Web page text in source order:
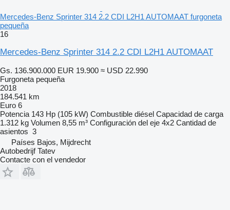
Mercedes-Benz Sprinter 314 2.2 CDI L2H1 AUTOMAAT furgoneta
pequeña
16
Mercedes-Benz Sprinter 314 2.2 CDI L2H1 AUTOMAAT
Gs. 136.900.000 EUR 19.900 ≈ USD 22.990
Furgoneta pequeña
2018
184.541 km
Euro 6
Potencia 143 Hp (105 kW) Combustible diésel Capacidad de carga
1.312 kg Volumen 8,55 m³ Configuración del eje 4x2 Cantidad de
asientos 3
Países Bajos, Mijdrecht
Autobedrijf Tatev
Contacte con el vendedor